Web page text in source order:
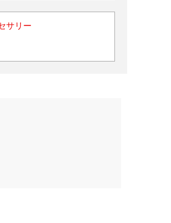
サリー